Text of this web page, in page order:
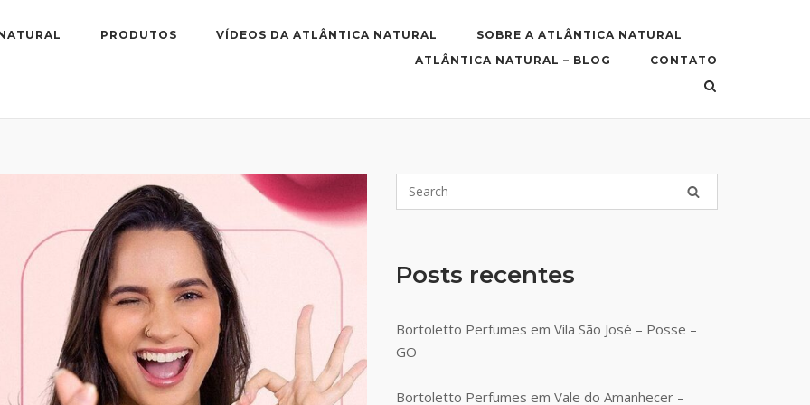
PRODUTOS VÍDEOS DA ATLÂNTICA NATURAL
SOBRE A ATLÂNTICA NATURAL
ATLÂNTICA NATURAL – BLOG
CONTATO
Posts recentes
Bortoletto Perfumes em Vila São José – Posse –
GO
Bortoletto Perfumes em Vale do Amanhecer –